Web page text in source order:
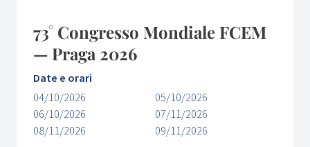
73° Congresso Mondiale FCEM
— Praga 2026
Date e orari
04/10/2026
05/10/2026
06/10/2026
07/11/2026
08/11/2026
09/11/2026